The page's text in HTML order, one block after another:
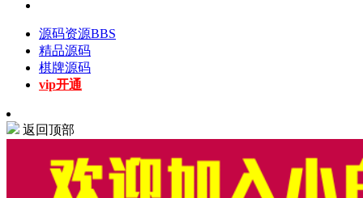
源码资源BBS
精品源码
棋牌源码
vip开通
返回顶部